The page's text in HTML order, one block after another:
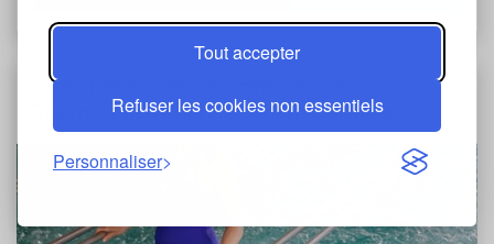
Tout accepter
Refuser les cookies non essentiels
Personnaliser
Station thermale de Saint-Paul-les-Dax -
Thermes des Chênes - Thermes Adour